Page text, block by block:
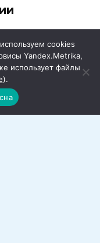
революция.
пришли
Если
была 7
теперь — 50-80.
cookies
Yandex.Metrika,
использует файлы
).